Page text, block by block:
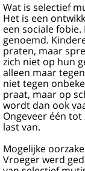
Wat is selectief
Het is een
een sociale
genoemd.
praten, maar
zich niet op hun
alleen maar
niet tegen
praat, maar op
wordt dan ook
Ongeveer één
last van.
Mogelijke
Vroeger werd